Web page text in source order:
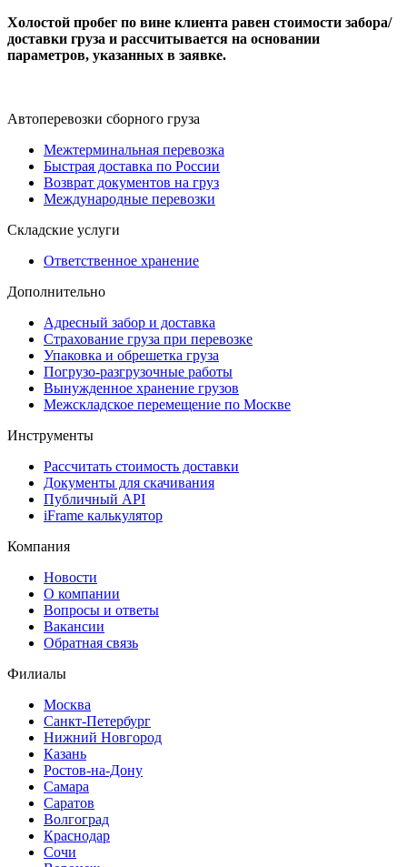
Холостой пробег по вине клиента равен стоимости забора/
доставки груза и рассчитывается на основании
параметров, указанных в заявке.
Автоперевозки сборного груза
Межтерминальная перевозка
Быстрая доставка по России
Возврат документов на груз
Международные перевозки
Складские услуги
Ответственное хранение
Дополнительно
Адресный забор и доставка
Страхование груза при перевозке
Упаковка и обрешетка груза
Погрузо-разгрузочные работы
Вынужденное хранение грузов
Межскладское перемещение по Москве
Инструменты
Рассчитать стоимость доставки
Документы для скачивания
Публичный API
iFrame калькулятор
Компания
Новости
О компании
Вопросы и ответы
Вакансии
Обратная связь
Филиалы
Москва
Санкт-Петербург
Нижний Новгород
Казань
Ростов-на-Дону
Самара
Саратов
Волгоград
Краснодар
Сочи